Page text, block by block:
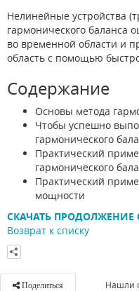
Нелинейные устройства
гармонического баланса
во временной области и
область с помощью
Содержание
Основы метода
Чтобы успешно
гармонического
Практический
гармонического
Практический
мощности
СКАЧАТЬ ПРОДОЛЖЕНИЕ
Возврат к списку
Поделиться Нашли